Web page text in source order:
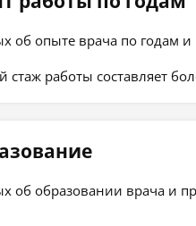
об опыте врача по годам и
работы составляет
об образовании врача и